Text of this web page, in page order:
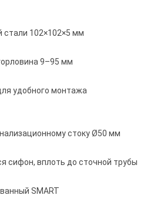
102×102×5 мм
9–95 мм
удобного монтажа
стоку Ø50 мм
сифон, вплоть до сточной трубы
SMART